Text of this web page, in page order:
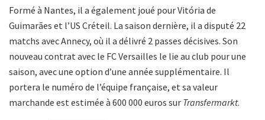
Formé à Nantes, il a également joué pour Vitória de
Guimarães et l’US Créteil. La saison dernière, il a disputé 22
matchs avec Annecy, où il a délivré 2 passes décisives. Son
nouveau contrat avec le FC Versailles le lie au club pour une
saison, avec une option d’une année supplémentaire. Il
portera le numéro de l’équipe française, et sa valeur
marchande est estimée à 600 000 euros sur Transfermarkt.